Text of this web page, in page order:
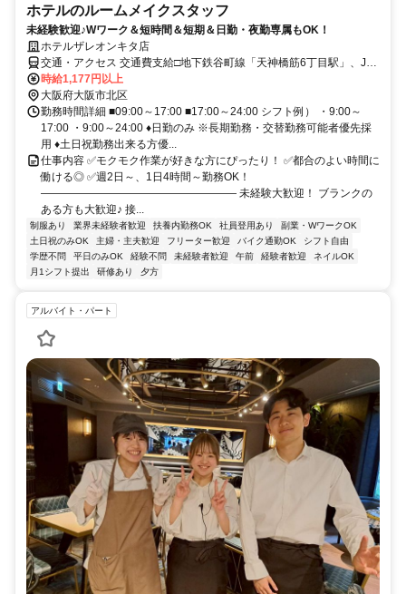
ホテルのルームメイクスタッフ
未経験歓迎♪Wワーク＆短時間＆短期＆日勤・夜勤専属もOK！
ホテルザレオンキタ店
交通・アクセス 交通費支給□地下鉄谷町線「天神橋筋6丁目駅」、JR
環状線「天満駅」より徒歩10分
時給1,177円以上
大阪府大阪市北区
勤務時間詳細 ■09:00～17:00 ■17:00～24:00 シフト例） ・9:00～
17:00 ・9:00～24:00 ♦日勤のみ ※長期勤務・交替勤務可能者優先採
用 ♦土日祝勤務出来る方優...
仕事内容 ✅モクモク作業が好きな方にぴったり！ ✅都合のよい時間に
働ける◎ ✅週2日～、1日4時間～勤務OK！
―――――――――――――――――― 未経験大歓迎！ ブランクの
ある方も大歓迎♪ 接...
制服あり 業界未経験者歓迎 扶養内勤務OK 社員登用あり
副業・WワークOK
土日祝のみOK
主婦・主夫歓迎 フリーター歓迎 バイク通勤OK
シフト自由
学歴不問
平日のみOK 経験不問 未経験者歓迎 午前 経験者歓迎
ネイルOK
月1シフト提出
研修あり 夕方
アルバイト・パート